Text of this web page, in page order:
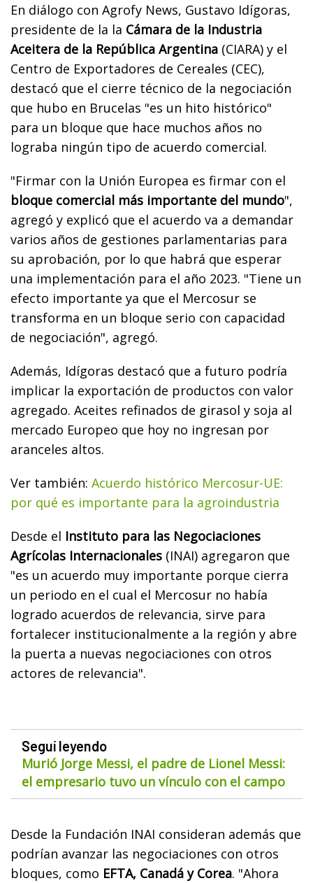
En diálogo con Agrofy News, Gustavo Idígoras,
presidente de la la Cámara de la Industria
Aceitera de la República Argentina (CIARA) y el
Centro de Exportadores de Cereales (CEC),
destacó que el cierre técnico de la negociación
que hubo en Brucelas "es un hito histórico"
para un bloque que hace muchos años no
lograba ningún tipo de acuerdo comercial.
"Firmar con la Unión Europea es firmar con el
bloque comercial más importante del mundo",
agregó y explicó que el acuerdo va a demandar
varios años de gestiones parlamentarias para
su aprobación, por lo que habrá que esperar
una implementación para el año 2023. "Tiene un
efecto importante ya que el Mercosur se
transforma en un bloque serio con capacidad
de negociación", agregó.
Además, Idígoras destacó que a futuro podría
implicar la exportación de productos con valor
agregado. Aceites refinados de girasol y soja al
mercado Europeo que hoy no ingresan por
aranceles altos.
Ver también: Acuerdo histórico Mercosur-UE:
por qué es importante para la agroindustria
Desde el Instituto para las Negociaciones
Agrícolas Internacionales (INAI) agregaron que
"es un acuerdo muy importante porque cierra
un periodo en el cual el Mercosur no había
logrado acuerdos de relevancia, sirve para
fortalecer institucionalmente a la región y abre
la puerta a nuevas negociaciones con otros
actores de relevancia".
Seguí leyendo
Murió Jorge Messi, el padre de Lionel Messi:
el empresario tuvo un vínculo con el campo
Desde la Fundación INAI consideran además que
podrían avanzar las negociaciones con otros
bloques, como EFTA, Canadá y Corea. "Ahora